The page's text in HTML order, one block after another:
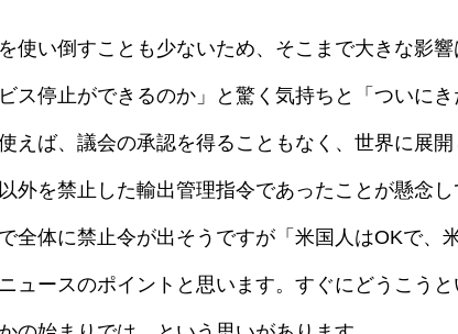
使い倒すことも少ないため、そこまで大きな影
ス停止ができるのか」と驚く気持ちと「ついに
えば、議会の承認を得ることもなく、世界に展
外を禁止した輸出管理指令であったことが懸念
全体に禁止令が出そうですが「米国人はOKで、
ュースのポイントと思います。すぐにどうこう